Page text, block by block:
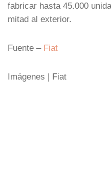
fabricar hasta 45.000
mitad al exterior.
Fuente – Fiat
Imágenes | Fiat